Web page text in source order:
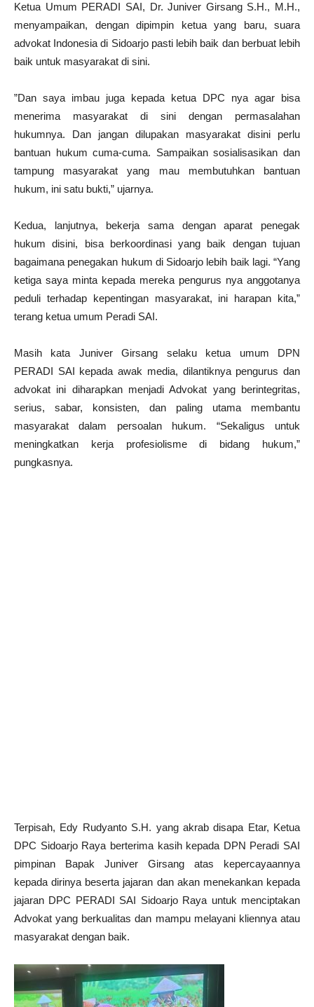
Ketua Umum PERADI SAI, Dr. Juniver Girsang S.H., M.H.,
menyampaikan, dengan dipimpin ketua yang baru, suara
advokat Indonesia di Sidoarjo pasti lebih baik dan berbuat lebih
baik untuk masyarakat di sini.
”Dan saya imbau juga kepada ketua DPC nya agar bisa
menerima masyarakat di sini dengan permasalahan
hukumnya. Dan jangan dilupakan masyarakat disini perlu
bantuan hukum cuma-cuma. Sampaikan sosialisasikan dan
tampung masyarakat yang mau membutuhkan bantuan
hukum, ini satu bukti,” ujarnya.
Kedua, lanjutnya, bekerja sama dengan aparat penegak
hukum disini, bisa berkoordinasi yang baik dengan tujuan
bagaimana penegakan hukum di Sidoarjo lebih baik lagi. “Yang
ketiga saya minta kepada mereka pengurus nya anggotanya
peduli terhadap kepentingan masyarakat, ini harapan kita,”
terang ketua umum Peradi SAI.
Masih kata Juniver Girsang selaku ketua umum DPN
PERADI SAI kepada awak media, dilantiknya pengurus dan
advokat ini diharapkan menjadi Advokat yang berintegritas,
serius, sabar, konsisten, dan paling utama membantu
masyarakat dalam persoalan hukum. “Sekaligus untuk
meningkatkan kerja profesiolisme di bidang hukum,”
pungkasnya.
Terpisah, Edy Rudyanto S.H. yang akrab disapa Etar, Ketua
DPC Sidoarjo Raya berterima kasih kepada DPN Peradi SAI
pimpinan Bapak Juniver Girsang atas kepercayaannya
kepada dirinya beserta jajaran dan akan menekankan kepada
jajaran DPC PERADI SAI Sidoarjo Raya untuk menciptakan
Advokat yang berkualitas dan mampu melayani kliennya atau
masyarakat dengan baik.